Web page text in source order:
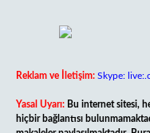
Reklam ve İletişim: Skype:
Yasal Uyarı: Bu internet sitesi,
hiçbir bağlantısı